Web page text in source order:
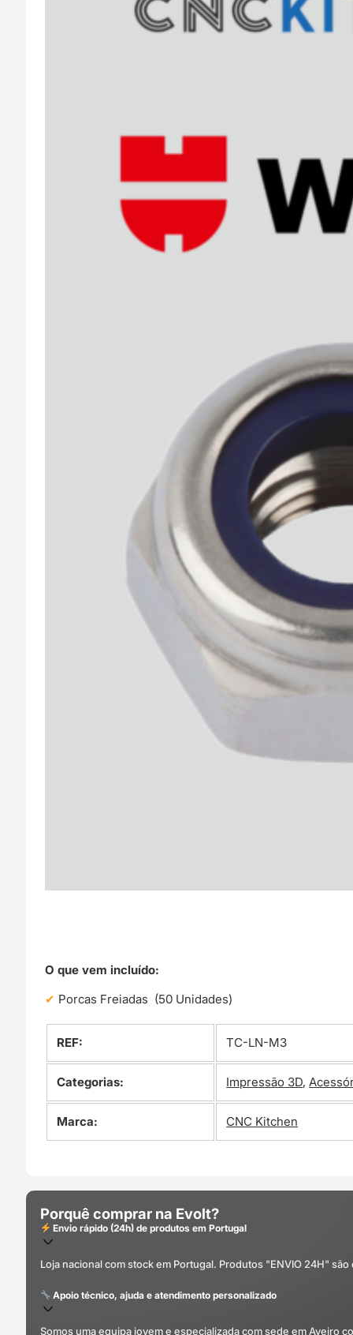
O que vem incluído:
Porcas Freiadas (50 Unidades)
REF: TC-LN-M3
Categorias: Impressão 3D,
Marca: CNC Kitchen
Porquê comprar na Evolt?
Envio rápido (24h) de produtos em Portugal
Loja nacional com stock em Portugal. Produtos "ENVIO 24H"
Apoio técnico, ajuda e atendimento personalizado
Somos uma equipa jovem e especializada com sede em Aveiro